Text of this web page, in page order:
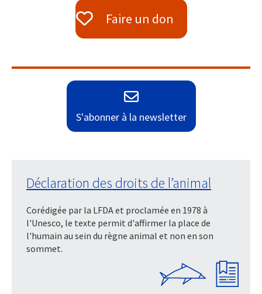
Faire un don
S'abonner à la newsletter
Déclaration des droits de l’animal
Corédigée par la LFDA et proclamée en 1978 à
l'Unesco, le texte permit d'affirmer la place de
l'humain au sein du règne animal et non en son
sommet.